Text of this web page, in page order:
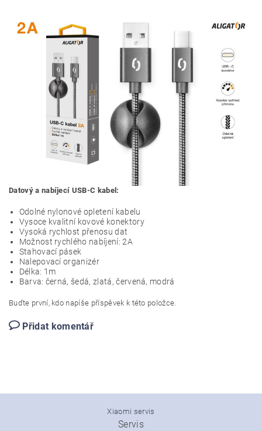
Datový a nabíjecí USB-C kabel:
Odolné nylonové opletení kabelu
Vysoce kvalitní kovové konektory
Vysoká rychlost přenosu dat
Možnost rychlého nabíjení: 2A
Stahovací pásek
Nalepovací organizér
Délka: 1m
Barva: černá, šedá, zlatá, červená, modrá
Buďte první, kdo napíše příspěvek k této položce.
Přidat komentář
Xiaomi servis
Servis